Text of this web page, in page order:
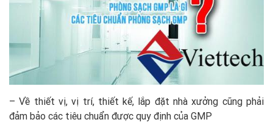
– Về thiết vị, vị trí, thiết kế, lắp đặt nhà xưởng cũng phải
đảm bảo các tiêu chuẩn được quy định của GMP